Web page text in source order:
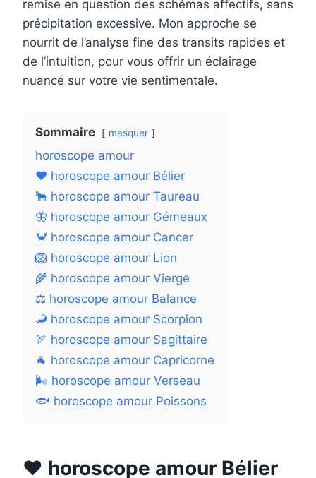
remise en question des schémas affectifs, sans
précipitation excessive. Mon approche se
nourrit de l’analyse fine des transits rapides et
de l’intuition, pour vous offrir un éclairage
nuancé sur votre vie sentimentale.
Sommaire masquer
horoscope amour
❤️ horoscope amour Bélier
🐂 horoscope amour Taureau
🦋 horoscope amour Gémeaux
🦀 horoscope amour Cancer
🦁 horoscope amour Lion
🌾 horoscope amour Vierge
⚖️ horoscope amour Balance
🦂 horoscope amour Scorpion
🏹 horoscope amour Sagittaire
🐐 horoscope amour Capricorne
🌬️ horoscope amour Verseau
🐟 horoscope amour Poissons
❤️ horoscope amour Bélier